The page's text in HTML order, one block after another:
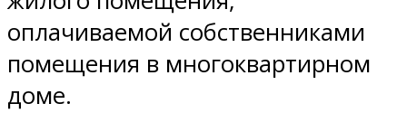
оплачиваемой собственниками
помещения в многоквартирном
доме.